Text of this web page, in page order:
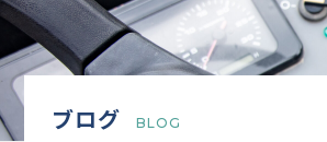
ブログ BLOG